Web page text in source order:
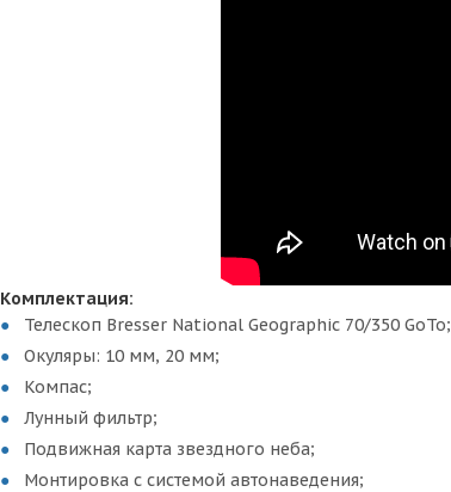
Комплектация:
Телескоп Bresser National Geographic 70/350 GoTo;
Окуляры: 10 мм, 20 мм;
Компас;
Лунный фильтр;
Подвижная карта звездного неба;
Монтировка с системой автонаведения;